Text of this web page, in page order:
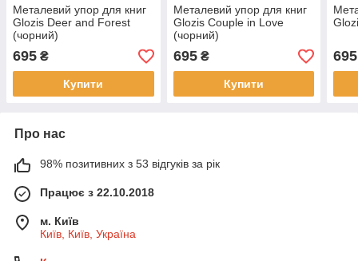
Металевий упор для книг
Glozis Deer and Forest
(чорний)
695 ₴
Купити
Металевий упор для книг
Glozis Couple in Love
(чорний)
695₴
Купити
695
Про нас
98% позитивних з 53 відгуків за рік
Працює з 22.10.2018
м. Київ
Київ, Київ, Україна